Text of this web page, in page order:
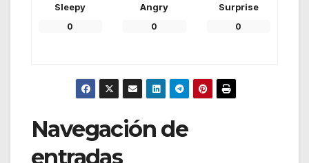
Sleepy
0
Angry
0
Surprise
0
Navegación de
entradas